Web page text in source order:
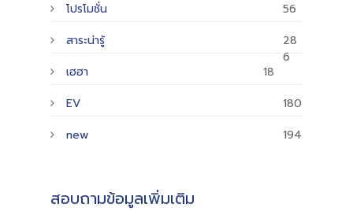
โปรโมชั่น
56
สาระน่ารู้
28
6
เฮฮา
18
EV
180
new
194
สอบถามข้อมูลเพิ่มเติม